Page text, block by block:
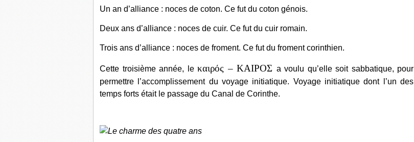
Un an d’alliance : noces de coton. Ce fut du coton génois.
Deux ans d’alliance : noces de cuir. Ce fut du cuir romain.
Trois ans d’alliance : noces de froment. Ce fut du froment corinthien.
Cette troisième année, le καιρός – ΚΑΙΡΟΣ a voulu qu’elle soit sabbatique, pour
permettre l’accomplissement du voyage initiatique. Voyage initiatique dont l’un des
temps forts était le passage du Canal de Corinthe.